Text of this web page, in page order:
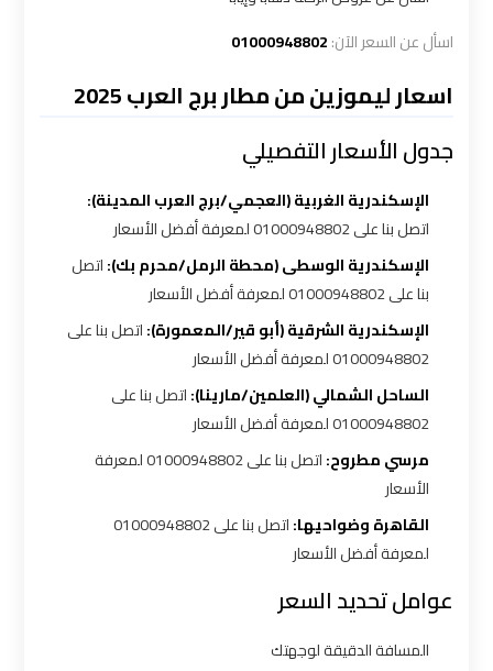
اسأل عن السعر الآن:01000948802
اسعار ليموزين من مطار برج العرب 2025
جدول الأسعار التفصيلي
الإسكندرية الغربية (العجمي/برج العرب المدينة):
اتصل بنا على 01000948802 لمعرفة أفضل الأسعار
الإسكندرية الوسطى (محطة الرمل/محرم بك):اتصل
بنا على 01000948802 لمعرفة أفضل الأسعار
الإسكندرية الشرقية (أبو قير/المعمورة):اتصل بنا على
01000948802 لمعرفة أفضل الأسعار
الساحل الشمالي (العلمين/مارينا):اتصل بنا على
01000948802 لمعرفة أفضل الأسعار
مرسي مطروح:
اتصل بنا على 01000948802 لمعرفة
الأسعار
القاهرة وضواحيها:
اتصل بنا على 01000948802
لمعرفة أفضل الأسعار
عوامل تحديد السعر
المسافة الدقيقة لوجهتك
الاسكندريه
السويس
ليموزين
الاسكندريه
الاسكندريه
القاهرة